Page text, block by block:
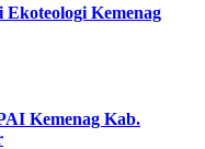
Kemenag
Kemenag Kab.